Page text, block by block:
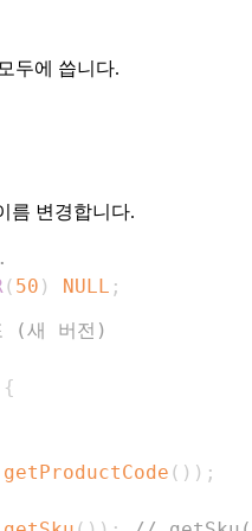
두에 씁니다.
름 변경합니다.
( 50 ) NULL ;
(새 버전)
{
getProductCode ( ) ) ;